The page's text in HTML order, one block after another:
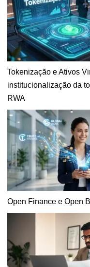
Tokenização e Ativos
institucionalização da
RWA
Open Finance e Open